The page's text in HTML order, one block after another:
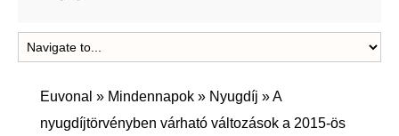
Euvonal » Mindennapok » Nyugdíj »A
nyugdíjtörvényben várható változások a 2015-ös